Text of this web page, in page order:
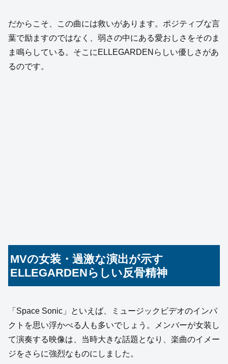
だからこそ、この曲には救いがあります。ポジティブな言
葉で励ますのではなく、弱さの中にある愛おしさをそのま
ま鳴らしている。そこにELLEGARDENらしい優しさがあ
るのです。
MVの女装・過激な演出が示す
ELLEGARDENらしい反骨精神
「Space Sonic」といえば、ミュージックビデオのインパ
クトを思い浮かべる人も多いでしょう。メンバーが女装し
て演奏する映像は、当時大きな話題となり、楽曲のイメー
ジをさらに強烈なものにしました。